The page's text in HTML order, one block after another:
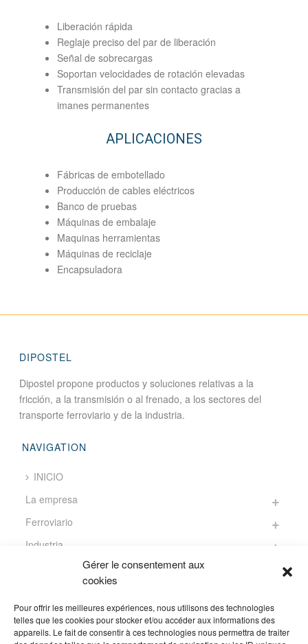
Gérer le consentement aux
cookies
Pour offrir les meilleures expériences, nous utilisons des technologies
telles que les cookies pour stocker et/ou accéder aux informations des
appareils. Le fait de consentir à ces technologies nous permettra de traiter
Liberación rápida
Reglaje preciso del par de liberación
Señal de sobrecargas
Soportan velocidades de rotación elevadas
Transmisión del par sin contacto gracias a
imanes permanentes
APLICACIONES
Fábricas de embotellado
Producción de cables eléctricos
Banco de pruebas
Máquinas de embalaje
Maquinas herramientas
Máquinas de reciclaje
Encapsuladora
DIPOSTEL
Dipostel propone productos y soluciones relativas a la
fricción, a la transmisión o al frenado, a los sectores del
transporte ferroviario y de la industria.
NAVIGATION
INICIO
La empresa
Ferroviario
Industria